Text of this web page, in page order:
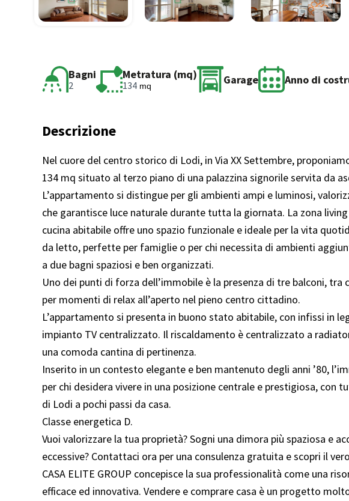
Bagni
2
Metratura (mq)
134 mq Garage Anno di
Descrizione
Nel cuore del centro storico di Lodi, in Via XX Settembre,
134 mq situato al terzo piano di una palazzina signorile servita da
L’appartamento si distingue per gli ambienti ampi e luminosi,
che garantisce luce naturale durante tutta la giornata. La zona
cucina abitabile offre uno spazio funzionale e ideale per la vita
da letto, perfette per famiglie o per chi necessita di ambienti
a due bagni spaziosi e ben organizzati.
Uno dei punti di forza dell’immobile è la presenza di tre balconi,
per momenti di relax all’aperto nel pieno centro cittadino.
L’appartamento si presenta in buono stato abitabile, con infissi in
impianto TV centralizzato. Il riscaldamento è centralizzato a
una comoda cantina di pertinenza.
Inserito in un contesto elegante e ben mantenuto degli anni ’80,
per chi desidera vivere in una posizione centrale e prestigiosa, con
di Lodi a pochi passi da casa.
Classe energetica D.
Vuoi valorizzare la tua proprietà? Sogni una dimora più spaziosa e
eccessive? Contattaci ora per una consulenza gratuita e scopri il
CASA ELITE GROUP concepisce la sua professionalità come una
efficace ed innovativa. Vendere e comprare casa è un progetto